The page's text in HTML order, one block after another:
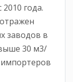
года.
заводов в
30 м3/